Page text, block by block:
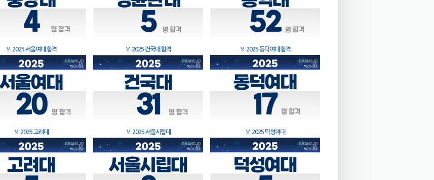
🏅 2025 서울여대 합격 🏅 2025 건국대 합격 🏅 2025 동덕여대 합격
🏅 2025 고려대 🏅 2025 서울시립대 🏅 2025 덕성여대